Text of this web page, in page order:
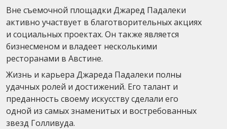
Вне съемочной площадки Джаред Падалеки
активно участвует в благотворительных акциях
и социальных проектах. Он также является
бизнесменом и владеет несколькими
ресторанами в Австине.
Жизнь и карьера Джареда Падалеки полны
удачных ролей и достижений. Его талант и
преданность своему искусству сделали его
одной из самых знаменитых и востребованных
звезд Голливуда.